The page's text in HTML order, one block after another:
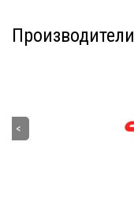
Производители